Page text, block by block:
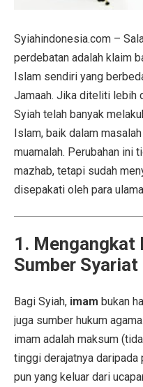
Syiahindonesia.com –
perdebatan adalah klaim
Islam sendiri yang
Jamaah. Jika diteliti lebih
Syiah telah banyak
Islam, baik dalam
muamalah. Perubahan ini
mazhab, tetapi sudah
disepakati oleh para
1. Mengangkat
Sumber Syariat
Bagi Syiah, imam bukan
juga sumber hukum
imam adalah maksum
tinggi derajatnya daripada
pun yang keluar dari